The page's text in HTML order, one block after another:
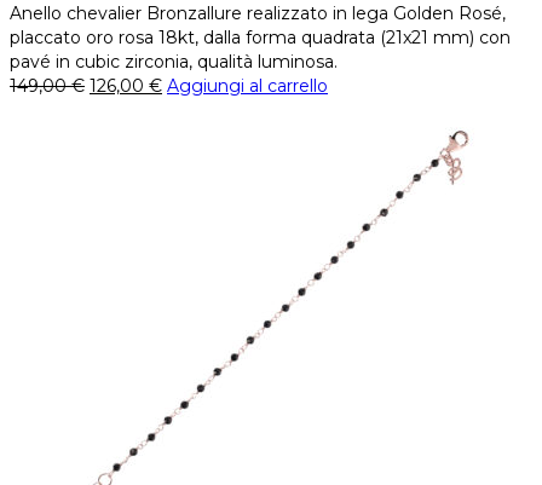
Anello chevalier Bronzallure realizzato in lega Golden Rosé,
placcato oro rosa 18kt, dalla forma quadrata (21x21 mm) con
pavé in cubic zirconia, qualità luminosa.
149,00€ 126,00 € Aggiungi al carrello